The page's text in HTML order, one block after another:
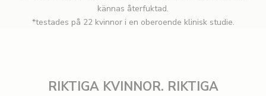
kännas återfuktad.
*testades på 22 kvinnor i en oberoende klinisk studie.
RIKTIGA KVINNOR. RIKTIGA